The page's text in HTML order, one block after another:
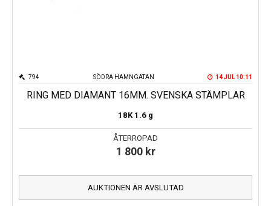
SÖDRA HAMNGATAN
794 14 JUL 10:11
RING MED DIAMANT 16MM. SVENSKA STÄMPLAR
18K 1.6 g
ÅTERROPAD
1 800 kr
AUKTIONEN ÄR AVSLUTAD